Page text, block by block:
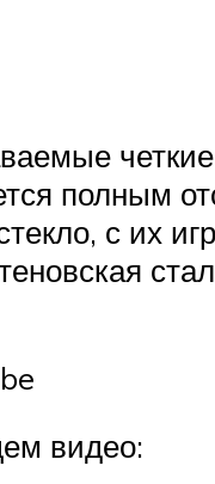
полным
с их
видео: